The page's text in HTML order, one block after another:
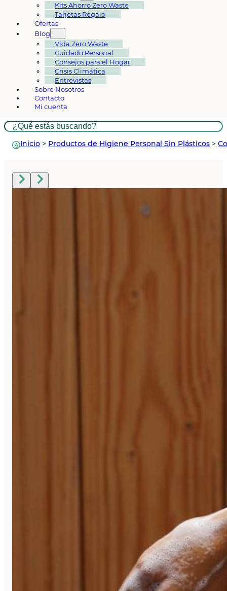
Kits Ahorro Zero Waste
Tarjetas Regalo
Ofertas
Blog
Vida Zero Waste
Cuidado Personal
Consejos para el Hogar
Crisis Climática
Entrevistas
Sobre Nosotros
Contacto
Mi cuenta
Buscar
Inicio > Productos de Higiene Personal Sin Plásticos >